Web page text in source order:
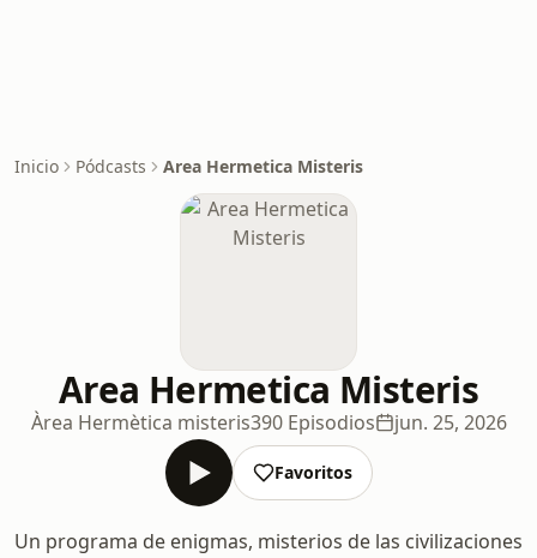
Inicio Pódcasts Area Hermetica Misteris
Area Hermetica Misteris
Àrea Hermètica misteris390 Episodios jun. 25, 2026
Favoritos
Un programa de enigmas, misterios de las civilizaciones